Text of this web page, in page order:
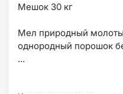
Мешок 30 кг
Мел природный
однородный порошок
...